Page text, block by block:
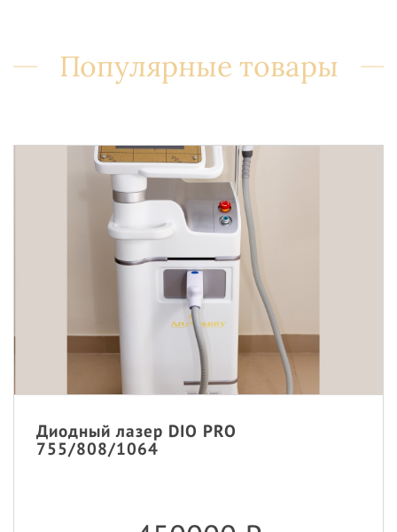
Популярные товары
Диодный лазер DIO PRO
755/808/1064